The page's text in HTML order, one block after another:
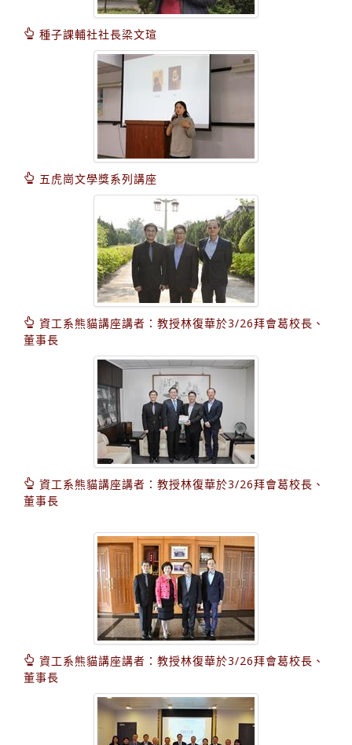
種子課輔社社長梁文瑄
五虎崗文學獎系列講座
資工系熊貓講座講者：教授林復華於3/26拜會葛校長、
董事長
資工系熊貓講座講者：教授林復華於3/26拜會葛校長、
董事長
資工系熊貓講座講者：教授林復華於3/26拜會葛校長、
董事長